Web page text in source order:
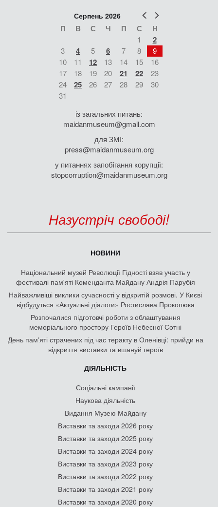
Попер
Серпень 2026
П В С Ч П С Н
1 2
3 4 5 6 7 8
9
10
11 12 13 14 15
16
17
18 19 20 21 22
23
24
25 26 27 28 29
30
31
із загальних питань:
maidanmuseum@gmail.com
для ЗМІ:
press@maidanmuseum.org
у питаннях запобігання корупції:
stopcorruption@maidanmuseum.org
Назустріч свободі!
НОВИНИ
Національний музей Революції Гідності взяв участь у
фестивалі пам'яті Коменданта Майдану Андрія Парубія
Найважливіші виклики сучасності у відкритій розмові. У Києві
відбудуться «Актуальні діалоги» Ростислава Прокопюка
Розпочалися підготовчі роботи з облаштування
меморіального простору Героїв Небесної Сотні
День памʼяті страчених під час теракту в Оленівці: прийди на
відкриття виставки та вшануй героїв
ДІЯЛЬНІСТЬ
Соціальні кампанії
Наукова діяльність
Видання Музею Майдану
Виставки та заходи 2026 року
Виставки та заходи 2025 року
Виставки та заходи 2024 року
Виставки та заходи 2023 року
Виставки та заходи 2022 року
Виставки та заходи 2021 року
Виставки та заходи 2020 року